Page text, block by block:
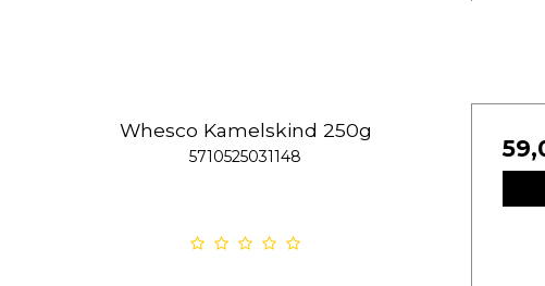
Whesco Kamelskind 250g
5710525031148